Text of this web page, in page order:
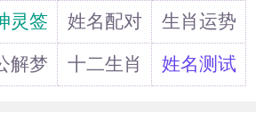
戒指，预示要受穷，经
魄，陷入困境。
灵签 姓名配对
生肖运势
解梦 十二生肖 姓名测试